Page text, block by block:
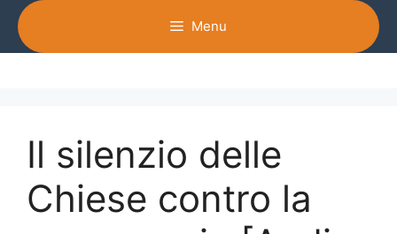
Vai
contenuto
Menu
Il silenzio delle
Chiese contro la